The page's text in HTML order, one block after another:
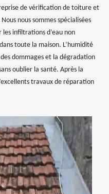
de vérification de toiture et
nous sommes spécialisées
les infiltrations d’eau non
toute la maison. L’humidité
dommages et la dégradation
oublier la santé. Après la
travaux de réparation